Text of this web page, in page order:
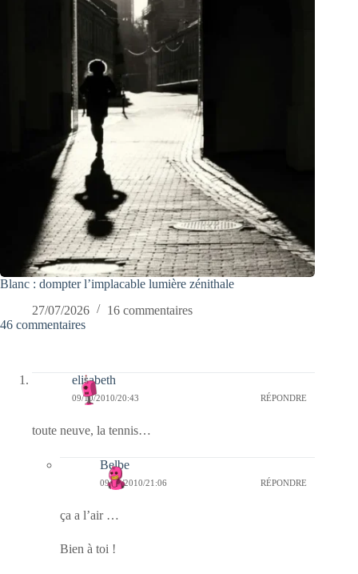
Blanc : dompter l’implacable lumière zénithale
27/07/2026
16 commentaires
46 commentaires
elisabeth
09/10/2010/20:43 RÉPONDRE
toute neuve, la tennis…
Belbe
09/10/2010/21:06 RÉPONDRE
ça a l’air …
Bien à toi !